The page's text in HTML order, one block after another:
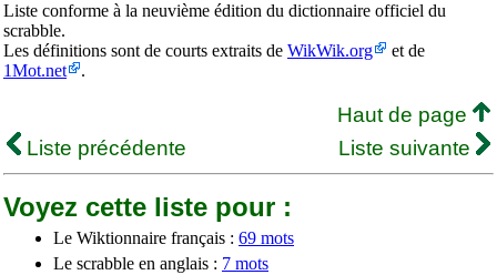
Liste conforme à la neuvième édition du dictionnaire officiel du
scrabble.
Les définitions sont de courts extraits de WikWik.org
et de
1Mot.net
.
Haut de page
Liste précédente
Liste suivante
Voyez cette liste pour :
Le Wiktionnaire français : 69 mots
Le scrabble en anglais : 7 mots